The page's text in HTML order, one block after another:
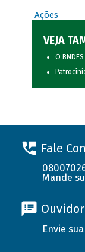
Ações
VEJA
O
Fale
Mande
Envie